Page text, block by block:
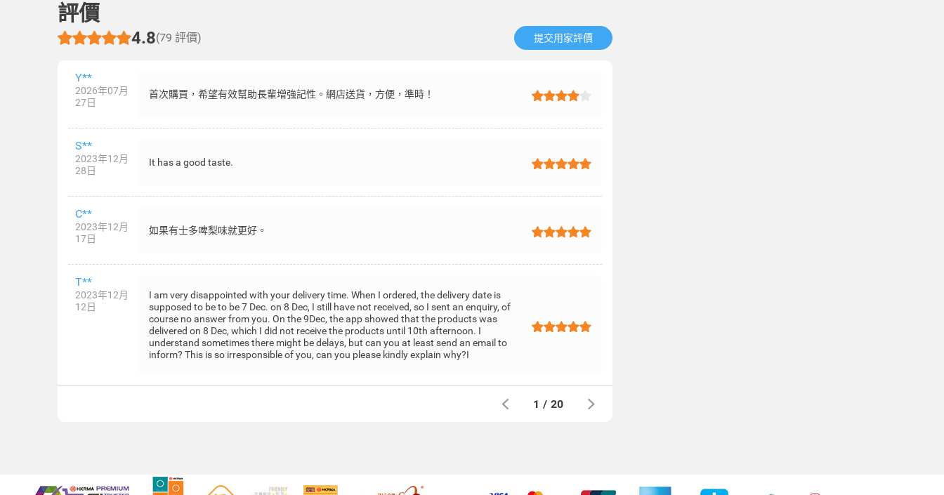
評價
4.8(79 評價) 提交用家評價​
Y**
2026年07月
27日
首次購買，希望有效幫助長輩增強記性。網店送貨，方便，準時！
S**
2023年12月
28日
It has a good taste.
C**
2023年12月
17日
如果有士多啤梨味就更好。
T**
2023年12月
12日
I am very disappointed with your delivery time. When I ordered, the delivery date is
supposed to be to be 7 Dec. on 8 Dec, I still have not received, so I sent an enquiry, of
course no answer from you. On the 9Dec, the app showed that the products was
delivered on 8 Dec, which I did not receive the products until 10th afternoon. I
understand sometimes there might be delays, but can you at least send an email to
inform? This is so irresponsible of you, can you please kindly explain why?I
1 / 20